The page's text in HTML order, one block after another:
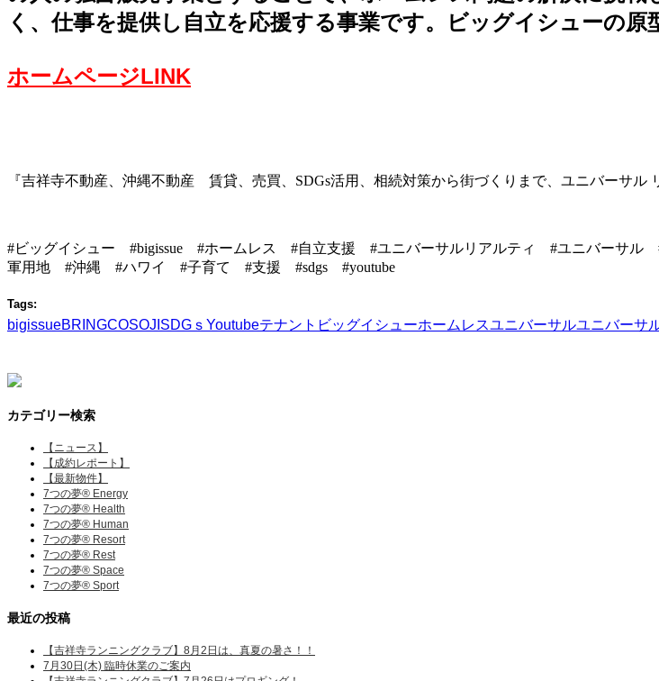
く、仕事を提供し自立を応援する事業です。ビッグイシューの原
ホームページLINK
『吉祥寺不動産、沖縄不動産 賃貸、売買、SDGs活用、相続対策から街づくりまで、ユニバーサル
#ビッグイシュー #bigissue #ホームレス #自立支援 #ユニバーサルリアルティ #ユニバー
軍用地 #沖縄 #ハワイ #子育て #支援 #sdgs #youtube
Tags:
bigissueBRINGCOSOJI SDGｓ Youtubeテナント ビッグイシューホームレスユニバーサルユニバーサ
カテゴリー検索
【ニュース】
【成約レポート】
【最新物件】
7つの夢® Energy
7つの夢® Health
7つの夢® Human
7つの夢® Resort
7つの夢® Rest
7つの夢® Space
7つの夢® Sport
最近の投稿
【吉祥寺ランニングクラブ】8月2日は、真夏の暑さ！！
7月30日(木) 臨時休業のご案内